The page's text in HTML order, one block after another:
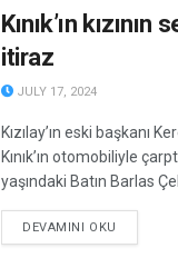
Kınık’ın
itiraz
JULY 17, 2024
Kızılay’ın eski başkanı
Kınık’ın otomobiliyle
yaşındaki Batın Barlas
DEVAMINI OKU